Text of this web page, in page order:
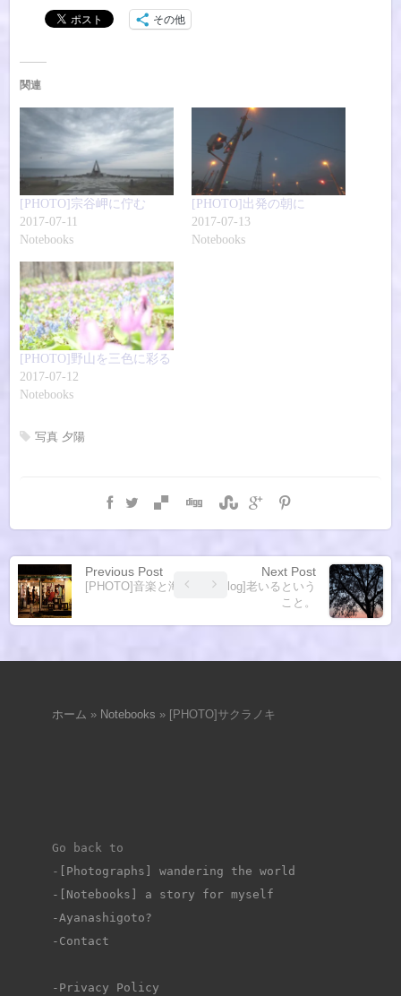
その他
関連
[PHOTO]宗谷岬に佇む
2017-07-11
Notebooks
[PHOTO]出発の朝に
2017-07-13
Notebooks
[PHOTO]野山を三色に彩る
2017-07-12
Notebooks
写真 夕陽
Previous Post
[PHOTO]音楽と海辺
Next Post
[Blog]老いるという
こと。
ホーム » Notebooks » [PHOTO]サクラノキ
Go back to
-
[Photographs] wandering the world
-[Notebooks] a story for myself
-Ayanashigoto?
-Contact
-Privacy Policy